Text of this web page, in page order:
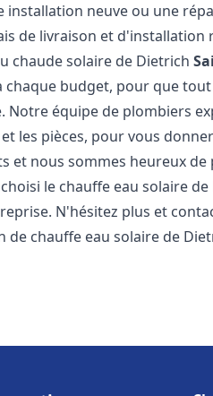
installation neuve ou une
de livraison et d'installation
chaude solaire de Dietrich
budget, pour que
Notre équipe de plombiers
les pièces, pour vous
et nous sommes heureux
le chauffe eau solaire
N'hésitez plus et
chauffe eau solaire de